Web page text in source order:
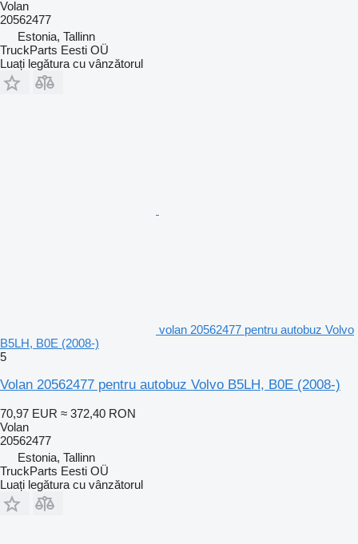
Volan
20562477
Estonia, Tallinn
TruckParts Eesti OÜ
Luați legătura cu vânzătorul
volan 20562477 pentru autobuz Volvo
B5LH, B0E (2008-)
5
Volan 20562477 pentru autobuz Volvo B5LH, B0E (2008-)
70,97 EUR ≈ 372,40 RON
Volan
20562477
Estonia, Tallinn
TruckParts Eesti OÜ
Luați legătura cu vânzătorul